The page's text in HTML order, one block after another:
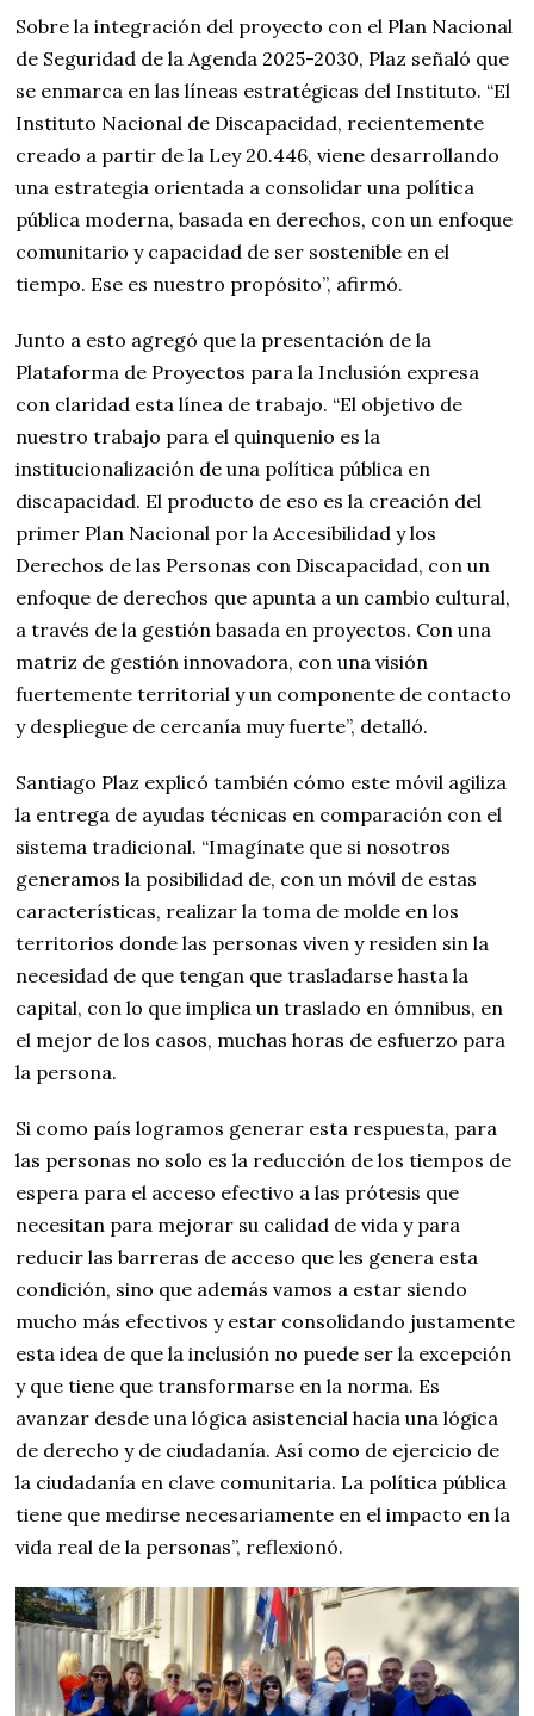
Sobre la integración del proyecto con el Plan Nacional
de Seguridad de la Agenda 2025-2030, Plaz señaló que
se enmarca en las líneas estratégicas del Instituto. “El
Instituto Nacional de Discapacidad, recientemente
creado a partir de la Ley 20.446, viene desarrollando
una estrategia orientada a consolidar una política
pública moderna, basada en derechos, con un enfoque
comunitario y capacidad de ser sostenible en el
tiempo. Ese es nuestro propósito”, afirmó.
Junto a esto agregó que la presentación de la
Plataforma de Proyectos para la Inclusión expresa
con claridad esta línea de trabajo. “El objetivo de
nuestro trabajo para el quinquenio es la
institucionalización de una política pública en
discapacidad. El producto de eso es la creación del
primer Plan Nacional por la Accesibilidad y los
Derechos de las Personas con Discapacidad, con un
enfoque de derechos que apunta a un cambio cultural,
a través de la gestión basada en proyectos. Con una
matriz de gestión innovadora, con una visión
fuertemente territorial y un componente de contacto
y despliegue de cercanía muy fuerte”, detalló.
Santiago Plaz explicó también cómo este móvil agiliza
la entrega de ayudas técnicas en comparación con el
sistema tradicional. “Imagínate que si nosotros
generamos la posibilidad de, con un móvil de estas
características, realizar la toma de molde en los
territorios donde las personas viven y residen sin la
necesidad de que tengan que trasladarse hasta la
capital, con lo que implica un traslado en ómnibus, en
el mejor de los casos, muchas horas de esfuerzo para
la persona.
Si como país logramos generar esta respuesta, para
las personas no solo es la reducción de los tiempos de
espera para el acceso efectivo a las prótesis que
necesitan para mejorar su calidad de vida y para
reducir las barreras de acceso que les genera esta
condición, sino que además vamos a estar siendo
mucho más efectivos y estar consolidando justamente
esta idea de que la inclusión no puede ser la excepción
y que tiene que transformarse en la norma. Es
avanzar desde una lógica asistencial hacia una lógica
de derecho y de ciudadanía. Así como de ejercicio de
la ciudadanía en clave comunitaria. La política pública
tiene que medirse necesariamente en el impacto en la
vida real de la personas”, reflexionó.